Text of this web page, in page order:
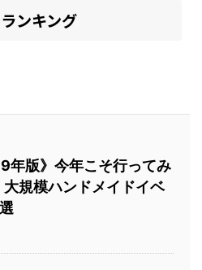
ンキング
年版》今年こそ行ってみ
大規模ハンドメイドイベ